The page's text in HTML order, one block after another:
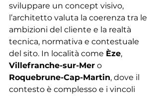
sviluppare un concept visivo,
l’architetto valuta la coerenza tra le
ambizioni del cliente e la realtà
tecnica, normativa e contestuale
del sito. In località come Èze,
Villefranche-sur-Mer o
Roquebrune-Cap-Martin, dove il
contesto è complesso e i vincoli